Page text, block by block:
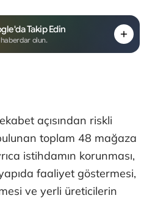
Takip Edin
olun.
açısından riskli
toplam 48 mağaza
istihdamın korunması,
faaliyet göstermesi,
ve yerli üreticilerin